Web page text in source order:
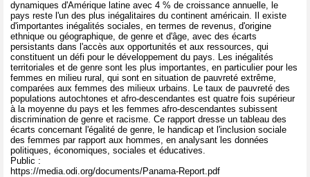
dynamiques d'Amérique latine avec 4 % de croissance annuelle, le
pays reste l'un des plus inégalitaires du continent américain. Il existe
d'importantes inégalités sociales, en termes de revenus, d'origine
ethnique ou géographique, de genre et d'âge, avec des écarts
persistants dans l'accès aux opportunités et aux ressources, qui
constituent un défi pour le développement du pays. Les inégalités
territoriales et de genre sont les plus importantes, en particulier pour les
femmes en milieu rural, qui sont en situation de pauvreté extrême,
comparées aux femmes des milieux urbains. Le taux de pauvreté des
populations autochtones et afro-descendantes est quatre fois supérieur
à la moyenne du pays et les femmes afro-descendantes subissent
discrimination de genre et racisme. Ce rapport dresse un tableau des
écarts concernant l'égalité de genre, le handicap et l'inclusion sociale
des femmes par rapport aux hommes, en analysant les données
politiques, économiques, sociales et éducatives.
Public :
https://media.odi.org/documents/Panama-Report.pdf